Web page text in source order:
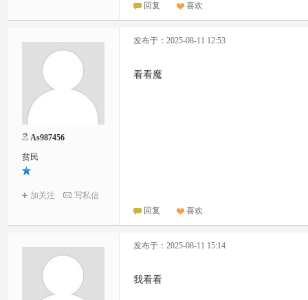
回复 喜欢
As987456
贫民
加关注 写私信
发布于：2025-08-11 12:53
看看魔
回复 喜欢
发布于：2025-08-11 15:14
我看看